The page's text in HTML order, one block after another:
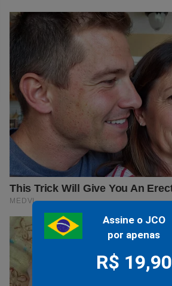
Assine o JCO
por apenas
R$ 19,90